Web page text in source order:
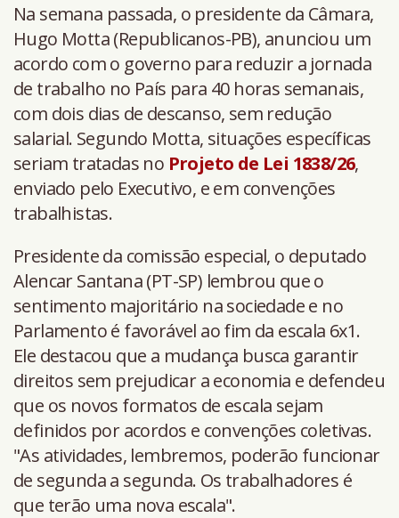
Na semana passada, o presidente da Câmara,
Hugo Motta (Republicanos-PB), anunciou um
acordo com o governo para reduzir a jornada
de trabalho no País para 40 horas semanais,
com dois dias de descanso, sem redução
salarial. Segundo Motta, situações específicas
seriam tratadas no Projeto de Lei 1838/26,
enviado pelo Executivo, e em convenções
trabalhistas.
Presidente da comissão especial, o deputado
Alencar Santana (PT-SP) lembrou que o
sentimento majoritário na sociedade e no
Parlamento é favorável ao fim da escala 6x1.
Ele destacou que a mudança busca garantir
direitos sem prejudicar a economia e defendeu
que os novos formatos de escala sejam
definidos por acordos e convenções coletivas.
"As atividades, lembremos, poderão funcionar
de segunda a segunda. Os trabalhadores é
que terão uma nova escala".